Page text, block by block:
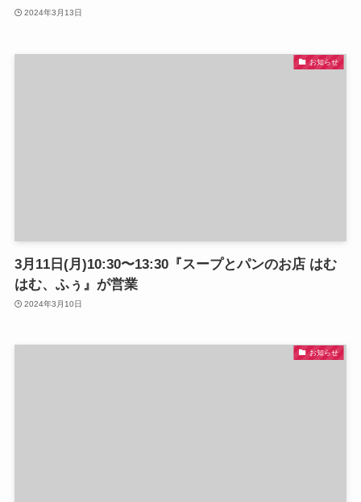
2024年3月13日
お知らせ
3月11日(月)10:30〜13:30『スープとパンのお店 はむ
はむ、ふぅ』が営業
2024年3月10日
お知らせ